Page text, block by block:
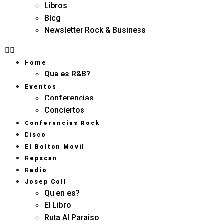
Libros
Blog
Newsletter Rock & Business
Home
Que es R&B?
Eventos
Conferencias
Conciertos
Conferencias Rock
Disco
El Bolton Movil
Repscan
Radio
Josep Coll
Quien es?
El Libro
Ruta Al Paraiso